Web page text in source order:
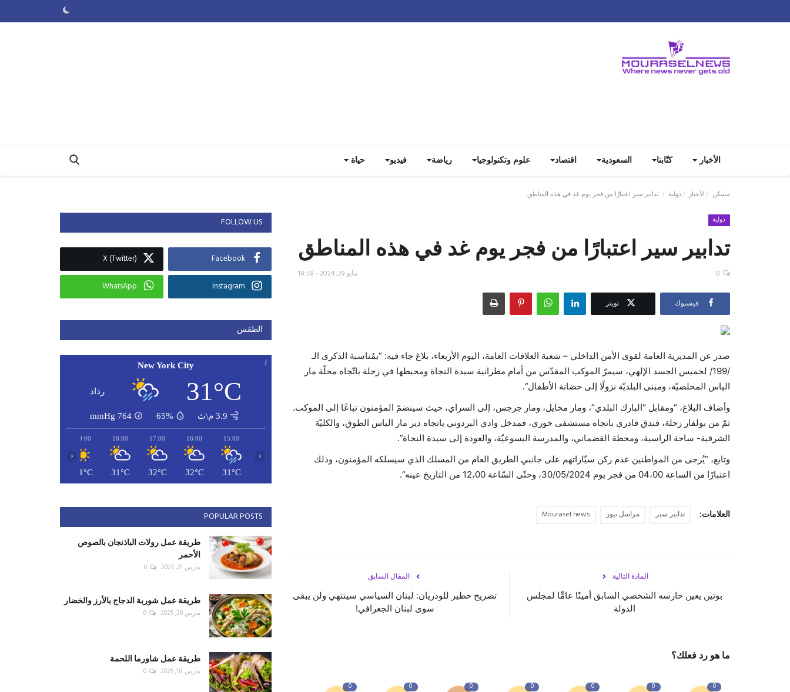
الأخبار كتّابنا السعودية اقتصاد علوم وتكنولوجيا رياضة فيديو حياة
مسكن الأخبار دولية تدابير سير اعتبارًا من فجر يوم غد في هذه المناطق
دولية
تدابير سير اعتبارًا من فجر يوم غد في هذه المناطق
مايو 29, 2024 - 18:58 0
فيسبوك تويتر
صدر عن المديرية العامة لقوى الأمن الداخلي – شعبة العلاقات العامة، اليوم الأربعاء، بلاغ جاء فيه: “بمُناسبة الذكرى الـ
/199/ لخميس الجسد الإلهي، سيمرّ الموكب المقدّس من أمام مطرانية سيدة النجاة ومحيطها في زحلة باتّجاه محلّة مار
الياس المخلصيّة، ومبنى البلديّة نزولًا إلى حضانة الأطفال”.
وأضاف البلاغ، “ومقابل “البارك البلدي”، ومار مخايل، ومار جرجس، إلى السراي، حيث سينضمّ المؤمنون تباعًا إلى الموكب.
ثمّ من بولفار زحلة، فندق قادري باتجاه مستشفى خوري، فمدخل وادي البردوني باتجاه دير مار الياس الطوق، والكليّة
الشرقية- ساحة الراسية، ومحطة القضماني، والمدرسة اليسوعيّة، والعودة إلى سيدة النجاة”.
وتابع، “يُرجى من المواطنين عدم ركن سيّاراتهم على جانبي الطريق العام من المسلك الذي سيسلكه المؤمنون، وذلك
اعتبارًا من الساعة 04،00 من فجر يوم 30/05/2024، وحتّى السّاعة 12،00 من التاريخ عينه”.
العلامات: تدابير سير مراسل نيوز Mourasel news
المقال السابق
تصريح خطير للودريان: لبنان السياسي سينتهي ولن يبقى
سوى لبنان الجغرافي!
المادة التالية
بوتين يعين حارسه الشخصي السابق أمينًا عامًّا لمجلس
الدولة
ما هو رد فعلك؟
0
0
0
0
0
0
0
FOLLOW US
Facebook
X (Twitter)
Instagram
WhatsApp
الطقس
New York City
31°C رذاذ
3.9 م\ث 65%
764
mmHg
15:00
31°C
16:00
32°C
17:00
32°C
18:00
31°C
19:00
31°C
‹ ›
POPULAR POSTS
طريقة عمل رولات الباذنجان بالصوص
الأحمر
مارس 21, 2025 0
طريقة عمل شوربة الدجاج بالأرز والخضار
مارس 20, 2025 0
طريقة عمل شاورما اللحمة
مارس 18, 2025 0